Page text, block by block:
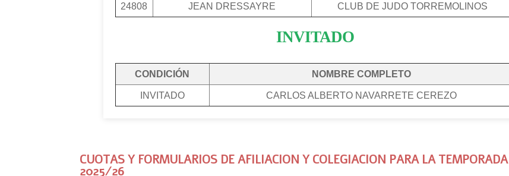
24808 JEAN DRESSAYRE CLUB DE JUDO TORREMOLINOS
INVITADO
CONDICIÓN NOMBRE COMPLETO
INVITADO CARLOS ALBERTO NAVARRETE CEREZO
CUOTAS Y FORMULARIOS DE AFILIACION Y COLEGIACION PARA LA TEMPORADA
2025/26